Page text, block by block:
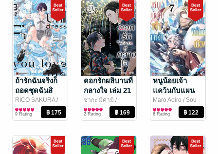
ถ้ารักฉันจริงก็
ถอดชุดฉันสิ
(จบในเล่ม)
RICO SAKURA/
LUCKPIM
Publishing
การ์ตูน Boy Love /
Yaoi
9 Rating
ดอกรักผลิบานที่
กลางใจ เล่ม 21
(ฉบับการ์ตูน)
ซากะ มิคามิ /
PHOENIX NEXT
การ์ตูนทั่วไป
2 Rating
หนูน้อยเจ้า
แคว้นกับแผน
พิทักษ์เมือง เล่ม
7
Maro Aoiro / Sou
Akaike/ สำนักพิมพ์
เซนชู
การ์ตูนทั่วไป
6 Rating